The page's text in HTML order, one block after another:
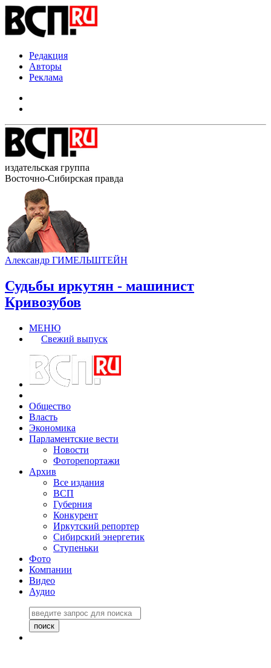
Редакция
Авторы
Реклама
издательская группа
Восточно-Сибирская правда
Александр ГИМЕЛЬШТЕЙН
Судьбы иркутян - машинист
Кривозубов
МЕНЮ
Свежий выпуск
Общество
Власть
Экономика
Парламентские вести
Новости
Фоторепортажи
Архив
Все издания
ВСП
Губерния
Конкурент
Иркутский репортер
Сибирский энергетик
Ступеньки
Фото
Компании
Видео
Аудио